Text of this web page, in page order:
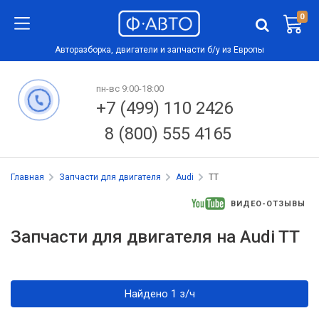
0
Авторазборка, двигатели и запчасти б/у из Европы
пн-вс 9:00-18:00
+7 (499) 110 2426
8 (800) 555 4165
Главная Запчасти для двигателя Audi TT
ВИДЕО-ОТЗЫВЫ
Запчасти для двигателя на Audi TT
Найдено 1 з/ч